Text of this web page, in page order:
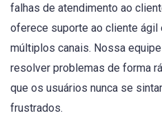
falhas de atendimento ao
oferece suporte ao cliente ágil
múltiplos canais. Nossa
resolver problemas de forma
que os usuários nunca se
frustrados.